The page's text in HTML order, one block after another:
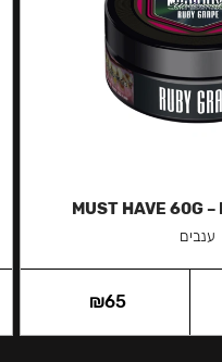
MUST HAVE 60G –
ענבים
₪65